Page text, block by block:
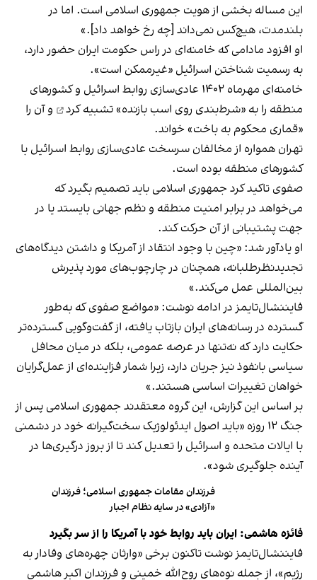
این مساله بخشی از هویت جمهوری اسلامی است. اما در
بلندمدت، هیچ‌کس نمی‌داند [چه رخ خواهد داد].»
او افزود مادامی که خامنه‌ای در راس حکومت ایران حضور دارد،
به رسمیت شناختن اسرائیل «غیرممکن است».
خامنه‌ای مهرماه ۱۴۰۲ عادی‌سازی روابط اسرائیل و کشورهای
منطقه را به «شرط‌بندی روی اسب بازنده»تشبیه کرد
و آن را
«قماری محکوم به باخت» خواند.
تهران همواره از مخالفان سرسخت عادی‌سازی روابط اسرائیل با
کشورهای منطقه بوده است.
صفوی تاکید کرد جمهوری اسلامی باید تصمیم بگیرد که
می‌خواهد در برابر امنیت منطقه و نظم جهانی بایستد یا در
جهت پشتیبانی از آن حرکت کند.
او یادآور شد: «چین با وجود انتقاد از آمریکا و داشتن دیدگاه‌های
تجدیدنظرطلبانه، همچنان در چارچوب‌های مورد پذیرش
بین‌المللی عمل می‌کند.»
فایننشال‌تایمز در ادامه نوشت: «مواضع صفوی که به‌طور
گسترده در رسانه‌های ایران بازتاب یافته، از گفت‌وگویی گسترده‌تر
حکایت دارد که نه‌تنها در عرصه عمومی، بلکه در میان محافل
سیاسی بانفوذ نیز جریان دارد، زیرا شمار فزاینده‌ای از عمل‌گرایان
خواهان تغییرات اساسی هستند.»
بر اساس این گزارش، این گروه معتقدند جمهوری اسلامی پس از
جنگ ۱۲ روزه «باید اصول ایدئولوژیک سخت‌گیرانه‌ خود در دشمنی
با ایالات متحده و اسرائیل را تعدیل کند تا از بروز درگیری‌ها در
آینده جلوگیری شود».
فرزندان مقامات جمهوری اسلامی؛ فرزندان
«آزادی» در سایه نظام اجبار
فائزه هاشمی: ایران باید روابط خود با آمریکا را از سر بگیرد
فایننشال‌تایمز نوشت تاکنون برخی «وارثان چهره‌های وفادار به
رژیم»، از جمله نوه‌های روح‌الله خمینی و فرزندان اکبر هاشمی